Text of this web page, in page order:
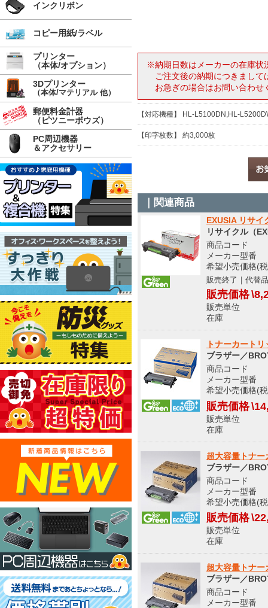
※納期日数はメーカーの在庫状
ご注文後の納期につきまし
お急ぎの場合はお問い合わせ
【対応機種】 HL-L5100DN,HL-
【印字枚数】 約3,000枚
｜関連商品
EXUSIA リサ
リサイクル（
商品コード
メーカー型番
希望小売価格(
販売終了｜代替
販売価格
販売単
在庫
トナーカート
ブラザー／
商品コー
メーカー型
希望小売価格(
販売価格
販売単
在庫
超大容量トナ
ブラザー／
商品コード
メーカー型
希望小売価格(
販売価格
販売単
在庫
超大容量トナ
ブラザー／
商品コード
メーカー型
インクリボン
コピー用紙/ラベル
プリンター
（本体/オプション）
3Dプリンター
（本体/マテリアル 他）
郵便料金計器
（ピツニーボウズ）
PC周辺機器
＆アクセサリー